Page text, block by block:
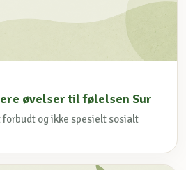
øvelser til følelsen Sur
og ikke spesielt sosialt